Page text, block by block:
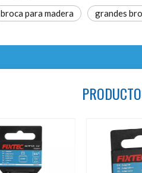
broca para madera grandes